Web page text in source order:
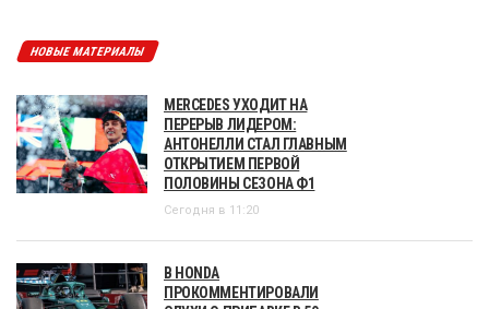
НОВЫЕ МАТЕРИАЛЫ
MERCEDES УХОДИТ НА
ПЕРЕРЫВ ЛИДЕРОМ:
АНТОНЕЛЛИ СТАЛ ГЛАВНЫМ
ОТКРЫТИЕМ ПЕРВОЙ
ПОЛОВИНЫ СЕЗОНА Ф1
Сегодня в 11:20
В HONDA
ПРОКОММЕНТИРОВАЛИ